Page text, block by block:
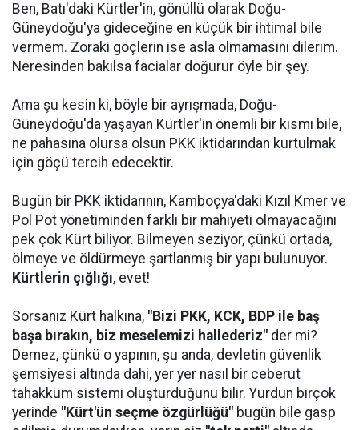
Ben, Batı'daki Kürtler'in, gönüllü olarak Doğu-
Güneydoğu'ya gideceğine en küçük bir ihtimal bile
vermem. Zoraki göçlerin ise asla olmamasını dilerim.
Neresinden bakılsa facialar doğurur öyle bir şey.
Ama şu kesin ki, böyle bir ayrışmada, Doğu-
Güneydoğu'da yaşayan Kürtler'in önemli bir kısmı bile,
ne pahasına olursa olsun PKK iktidarından kurtulmak
için göçü tercih edecektir.
Bugün bir PKK iktidarının, Kamboçya'daki Kızıl Kmer ve
Pol Pot yönetiminden farklı bir mahiyeti olmayacağını
pek çok Kürt biliyor. Bilmeyen seziyor, çünkü ortada,
ölmeye ve öldürmeye şartlanmış bir yapı bulunuyor.
Kürtlerin çığlığı, evet!
Sorsanız Kürt halkına, "Bizi PKK, KCK, BDP ile baş
başa bırakın, biz meselemizi hallederiz" der mi?
Demez, çünkü o yapının, şu anda, devletin güvenlik
şemsiyesi altında dahi, yer yer nasıl bir ceberut
tahakküm sistemi oluşturduğunu bilir. Yurdun birçok
yerinde "Kürt'ün seçme özgürlüğü" bugün bile gasp